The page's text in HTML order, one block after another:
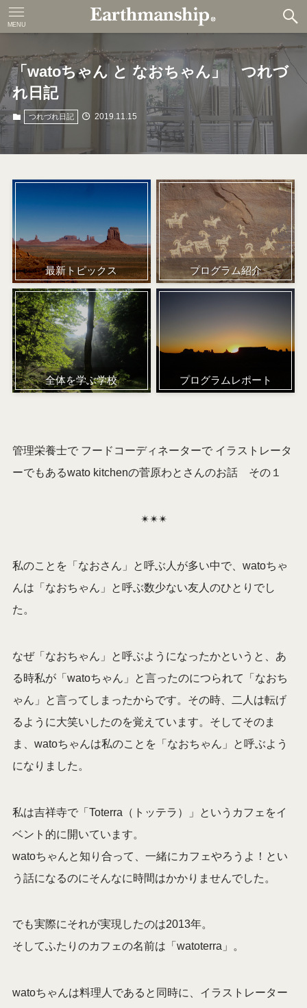
MENU
「watoちゃん と なおちゃん」 つれづ
れ日記
つれづれ日記 2019.11.15
最新トピックス プログラム紹介
全体を学ぶ学校 プログラムレポート
管理栄養士で フードコーディネーターで イラストレータ
ーでもあるwato kitchenの菅原わとさんのお話 その１
✴︎✴︎✴︎
私のことを「なおさん」と呼ぶ人が多い中で、watoちゃ
んは「なおちゃん」と呼ぶ数少ない友人のひとりでし
た。
なぜ「なおちゃん」と呼ぶようになったかというと、あ
る時私が「watoちゃん」と言ったのにつられて「なおち
ゃん」と言ってしまったからです。その時、二人は転げ
るように大笑いしたのを覚えています。そしてそのま
ま、watoちゃんは私のことを「なおちゃん」と呼ぶよう
になりました。
私は吉祥寺で「Toterra（トッテラ）」というカフェをイ
ベント的に開いています。
watoちゃんと知り合って、一緒にカフェやろうよ！とい
う話になるのにそんなに時間はかかりませんでした。
でも実際にそれが実現したのは2013年。
そしてふたりのカフェの名前は「watoterra」。
watoちゃんは料理人であると同時に、イラストレーター